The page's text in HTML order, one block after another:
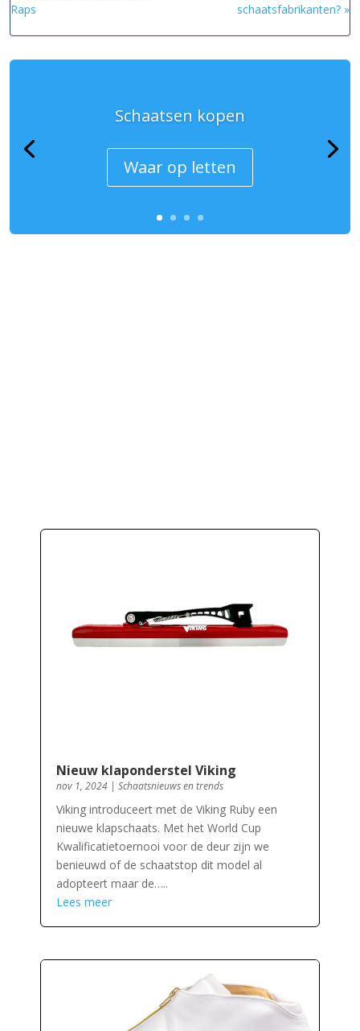
Raps
schaatsfabrikanten? »
Schaatsen kopen
Waar op letten
Nieuw klaponderstel Viking
nov 1, 2024| Schaatsnieuws en trends
Viking introduceert met de Viking Ruby een
nieuwe klapschaats. Met het World Cup
Kwalificatietoernooi voor de deur zijn we
benieuwd of de schaatstop dit model al
adopteert maar de…..
Lees meer